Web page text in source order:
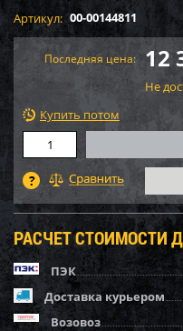
Артикул: 00-00144811
Последняя цена: 12
Не
Купить потом
РАСЧЕТ СТОИМОСТИ
ПЭК
Доставка курьером
Возовоз